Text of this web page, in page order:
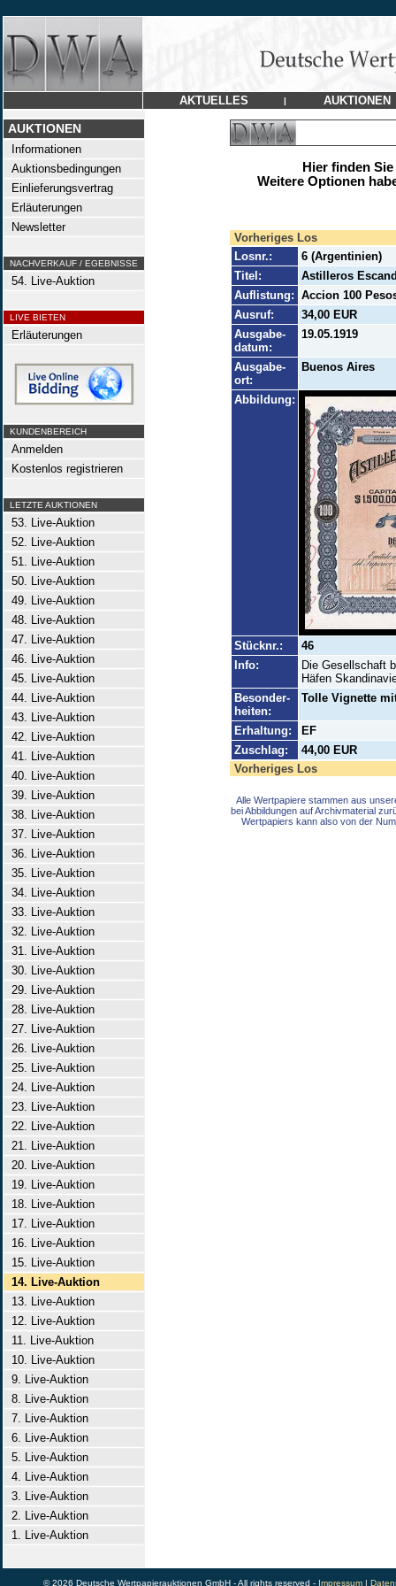
AKTUELLES | AUKTIONEN
AUKTIONEN
Informationen
Auktionsbedingungen
Einlieferungsvertrag
Erläuterungen
Newsletter
NACHVERKAUF / EGEBNISSE
54. Live-Auktion
LIVE BIETEN
Erläuterungen
KUNDENBEREICH
Anmelden
Kostenlos registrieren
LETZTE AUKTIONEN
53. Live-Auktion
52. Live-Auktion
51. Live-Auktion
50. Live-Auktion
49. Live-Auktion
48. Live-Auktion
47. Live-Auktion
46. Live-Auktion
45. Live-Auktion
44. Live-Auktion
43. Live-Auktion
42. Live-Auktion
41. Live-Auktion
40. Live-Auktion
39. Live-Auktion
38. Live-Auktion
37. Live-Auktion
36. Live-Auktion
35. Live-Auktion
34. Live-Auktion
33. Live-Auktion
32. Live-Auktion
31. Live-Auktion
30. Live-Auktion
29. Live-Auktion
28. Live-Auktion
27. Live-Auktion
26. Live-Auktion
25. Live-Auktion
24. Live-Auktion
23. Live-Auktion
22. Live-Auktion
21. Live-Auktion
20. Live-Auktion
19. Live-Auktion
18. Live-Auktion
17. Live-Auktion
16. Live-Auktion
15. Live-Auktion
14. Live-Auktion
13. Live-Auktion
12. Live-Auktion
11. Live-Auktion
10. Live-Auktion
9. Live-Auktion
8. Live-Auktion
7. Live-Auktion
6. Live-Auktion
5. Live-Auktion
4. Live-Auktion
3. Live-Auktion
2. Live-Auktion
1. Live-Auktion
Hier finden
Weitere Optionen
Vorheriges Los
Losnr.:
6 (Argentinien)
Titel:
Astilleros
Auflistung: Accion 100
Ausruf:
34,00 EUR
Ausgabe-
datum:
19.05.1919
Ausgabe-
ort:
Buenos Aires
Abbildung:
Stücknr.:
46
Info:
Die Gesellschaft
Häfen
Besonder-
heiten:
Tolle Vignette
Erhaltung:
EF
Zuschlag:
44,00 EUR
Vorheriges Los
Alle Wertpapiere stammen aus
bei Abbildungen auf Archivmaterial
Wertpapiers kann also von der
© 2026 Deutsche Wertpapierauktionen GmbH - All rights reserved - Impressum|